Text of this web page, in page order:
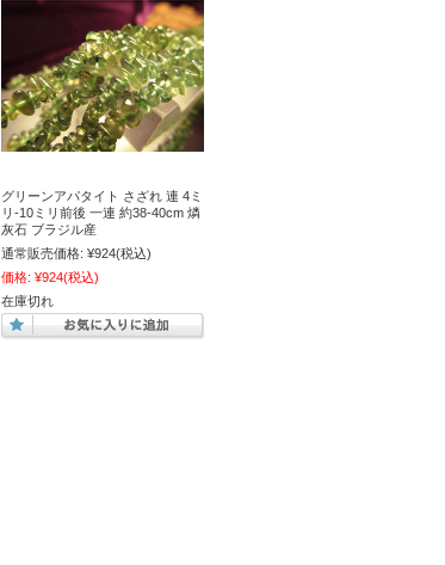
グリーンアパタイト さざれ 連 4ミ
リ-10ミリ前後 一連 約38-40cm 燐
灰石 ブラジル産
通常販売価格: ¥924(税込)
価格: ¥924(税込)
在庫切れ